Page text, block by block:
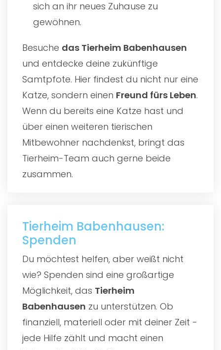
sich an ihr neues Zuhause zu
gewöhnen.
Besuche das Tierheim Babenhausen
und entdecke deine zukünftige
Samtpfote. Hier findest du nicht nur eine
Katze, sondern einen Freund fürs Leben.
Wenn du bereits eine Katze hast und
über einen weiteren tierischen
Mitbewohner nachdenkst, bringt das
Tierheim-Team auch gerne beide
zusammen.
Tierheim Babenhausen:
Spenden
Du möchtest helfen, aber weißt nicht
wie? Spenden sind eine großartige
Möglichkeit, das Tierheim
Babenhausen zu unterstützen. Ob
finanziell, materiell oder mit deiner Zeit -
jede Hilfe zählt und macht einen